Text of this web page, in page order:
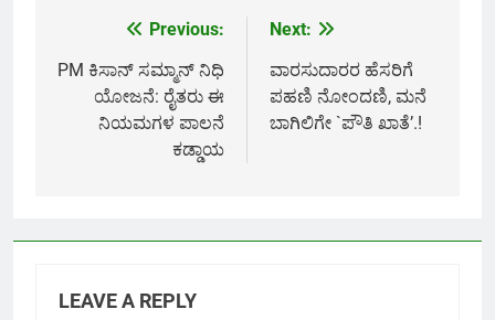
navigation
Previous:
PM ಕಿಸಾನ್ ಸಮ್ಮಾನ್ ನಿಧಿ
ಯೋಜನೆ: ರೈತರು ಈ
ನಿಯಮಗಳ ಪಾಲನೆ
ಕಡ್ಡಾಯ
Next:
ವಾರಸುದಾರರ ಹೆಸರಿಗೆ
ಪಹಣಿ ನೋಂದಣಿ, ಮನೆ
ಬಾಗಿಲಿಗೇ `ಪೌತಿ ಖಾತೆ’.!
LEAVE A REPLY